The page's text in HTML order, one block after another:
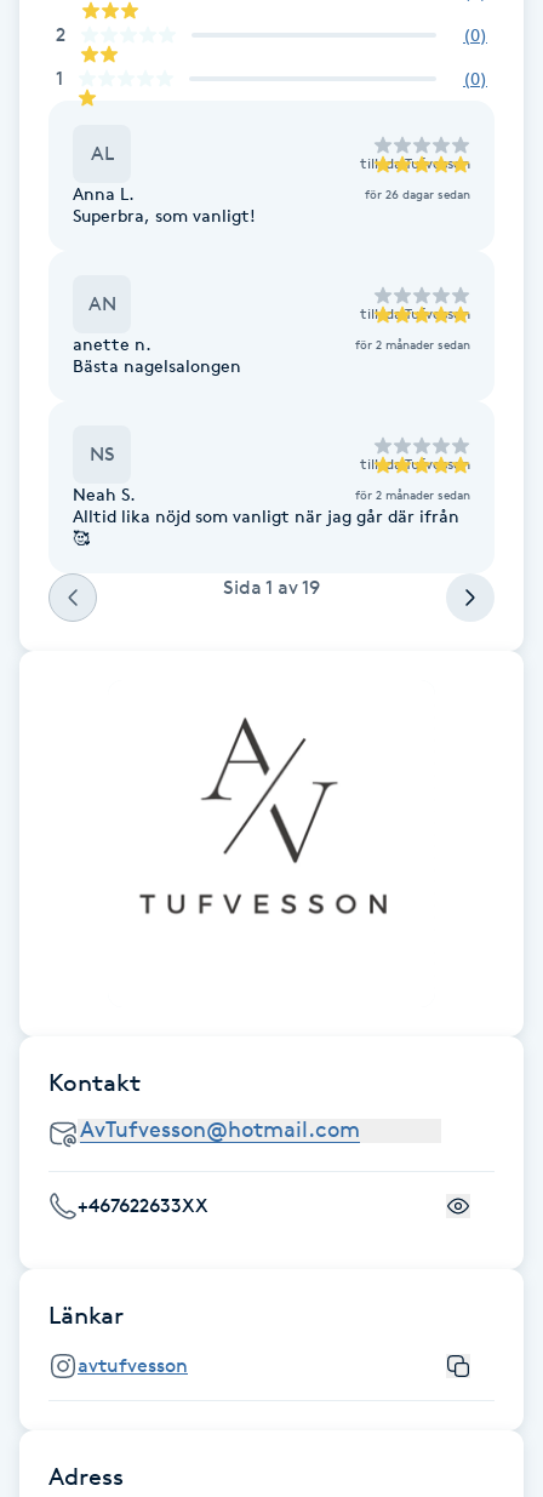
Fotsvamp
Fotvård
Fransborttagning
Fransfärgning
Fransförlängning
Fransförlängning Volym
Färgning
Gel naglar
Gelenaglar
Gravidmassage
2 (0)
1 (0)
AL till Ida Tufvesson
Anna L. för 26 dagar sedan
Superbra, som vanligt!
AN till Ida Tufvesson
anette n. för 2 månader sedan
Bästa nagelsalongen
NS till Ida Tufvesson
Neah S. för 2 månader sedan
Alltid lika nöjd som vanligt när jag går där ifrån
🥰
Sida 1 av19
Kontakt
+467622633XX
Länkar
avtufvesson
Adress